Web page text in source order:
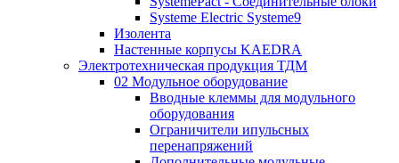
Systeme Electric Systeme9
Изолента
Настенные корпусы KAEDRA
Электротехническая продукция ТДМ
02 Модульное оборудование
Вводные клеммы для модульного
оборудования
Ограничители ипульсных
перенапряжений